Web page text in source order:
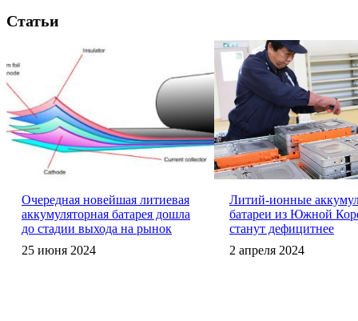
Статьи
Очередная новейшая литиевая
аккумуляторная батарея дошла
до стадии выхода на рынок
25 июня 2024
Литий-ионные
батареи из Южной
станут дефицитнее
2 апреля 2024